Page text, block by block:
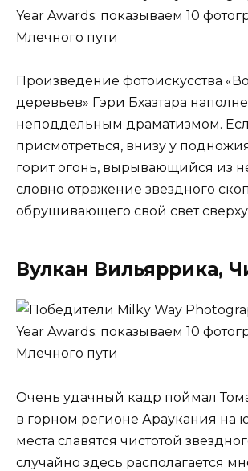
Произведение фотоискусства
деревьев» Гэри Бхазтара
неподдельным драматизмом.
присмотреться, внизу у
горит огонь, вырывающийся из
словно отражение звездного
обрушивающего свой свет
Вулкан Вильяррика,
Очень удачный кадр поймал
в горном регионе Араукания на
места славятся чистотой
случайно здесь располагается